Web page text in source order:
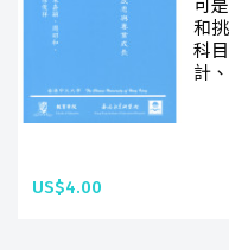
可
和
科
計
US$4.00